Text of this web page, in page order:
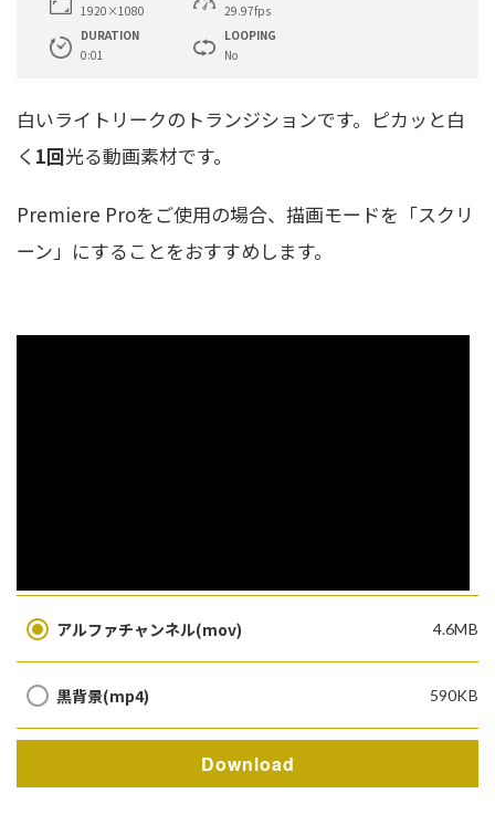
1920×1080
29.97fps
DURATION
0:01
LOOPING
No
白いライトリークのトランジションです。ピカッと白
く 1回光る動画素材です。
Premiere Proをご使用の場合、描画モードを「スクリ
ーン」にすることをおすすめします。
アルファチャンネル(mov) 4.6MB
黒背景(mp4) 590KB
Download